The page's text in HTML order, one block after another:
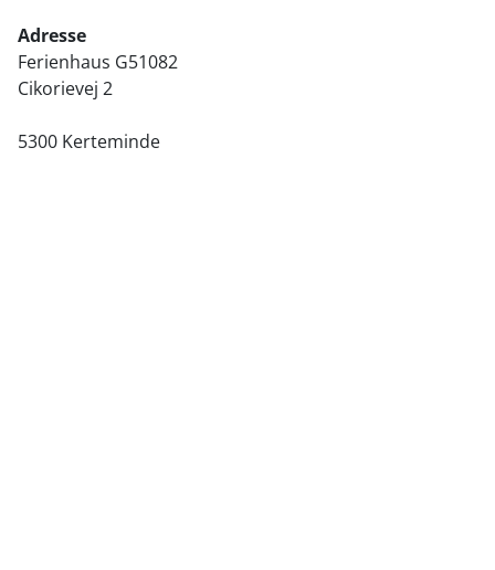
Adresse
Ferienhaus G51082
Cikorievej 2
5300 Kerteminde